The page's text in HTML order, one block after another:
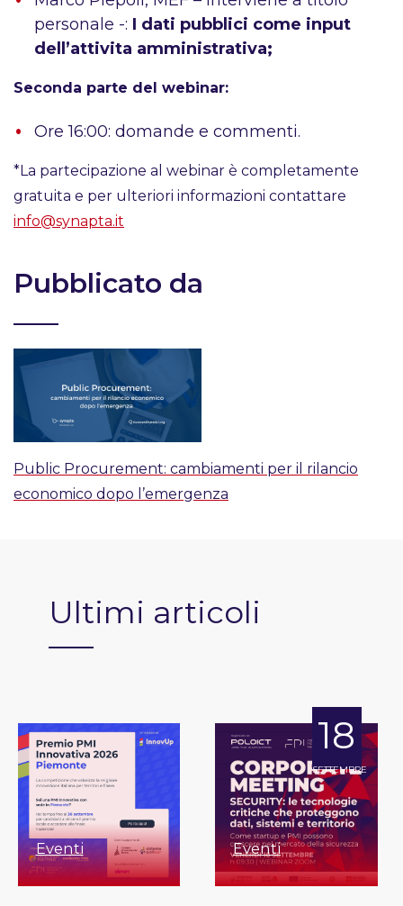
personale -: I dati pubblici come input
dell’attivita amministrativa;
Seconda parte del webinar:
Ore 16:00: domande e commenti.
*La partecipazione al webinar è completamente
gratuita e per ulteriori informazioni contattare
info@synapta.it
Pubblicato da
Public Procurement: cambiamenti per il rilancio
economico dopo l’emergenza
Ultimi articoli
Eventi
18
SETTEMBRE
Eventi